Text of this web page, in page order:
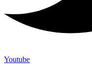
Youtube